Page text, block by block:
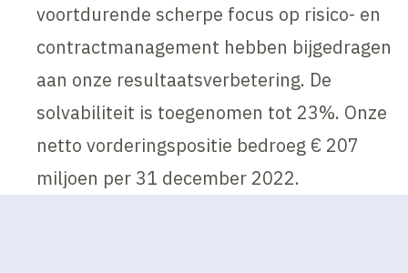
voortdurende scherpe focus op risico- en
contractmanagement hebben bijgedragen
aan onze resultaatsverbetering. De
solvabiliteit is toegenomen tot 23%. Onze
netto vorderingspositie bedroeg € 207
miljoen per 31 december 2022.